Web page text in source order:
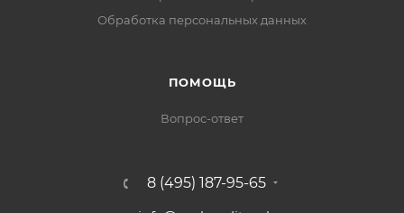
Обработка персональных данных
ПОМОЩЬ
Вопрос-ответ
8 (495) 187-95-65